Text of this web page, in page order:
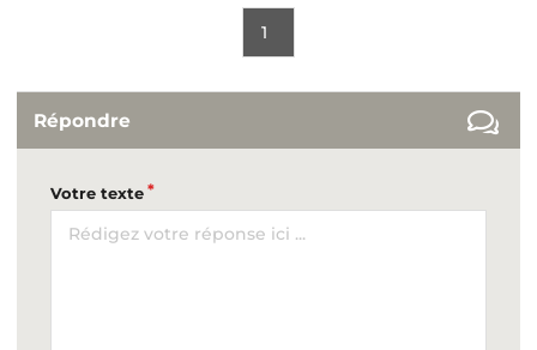
1
Répondre
Votre texte